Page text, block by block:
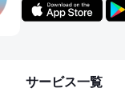
サービス一覧